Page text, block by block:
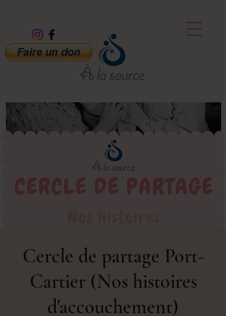
Cercle de partage Port-
Cartier (Nos histoires
d'accouchement)